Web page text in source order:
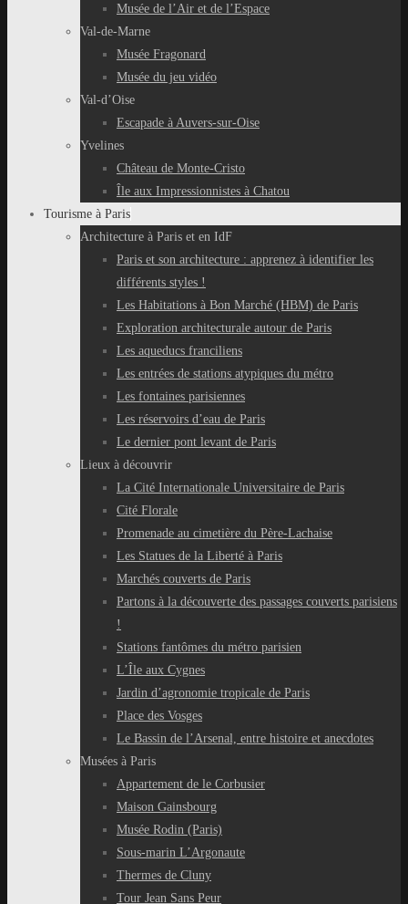
Musée de l’Air et de l’Espace
Val-de-Marne
Musée Fragonard
Musée du jeu vidéo
Val-d’Oise
Escapade à Auvers-sur-Oise
Yvelines
Château de Monte-Cristo
Île aux Impressionnistes à Chatou
Tourisme à Paris
Architecture à Paris et en IdF
Paris et son architecture : apprenez à identifier les
différents styles !
Les Habitations à Bon Marché (HBM) de Paris
Exploration architecturale autour de Paris
Les aqueducs franciliens
Les entrées de stations atypiques du métro
Les fontaines parisiennes
Les réservoirs d’eau de Paris
Le dernier pont levant de Paris
Lieux à découvrir
La Cité Internationale Universitaire de Paris
Cité Florale
Promenade au cimetière du Père-Lachaise
Les Statues de la Liberté à Paris
Marchés couverts de Paris
Partons à la découverte des passages couverts parisiens
!
Stations fantômes du métro parisien
L’Île aux Cygnes
Jardin d’agronomie tropicale de Paris
Place des Vosges
Le Bassin de l’Arsenal, entre histoire et anecdotes
Musées à Paris
Appartement de le Corbusier
Maison Gainsbourg
Musée Rodin (Paris)
Sous-marin L’Argonaute
Thermes de Cluny
Tour Jean Sans Peur